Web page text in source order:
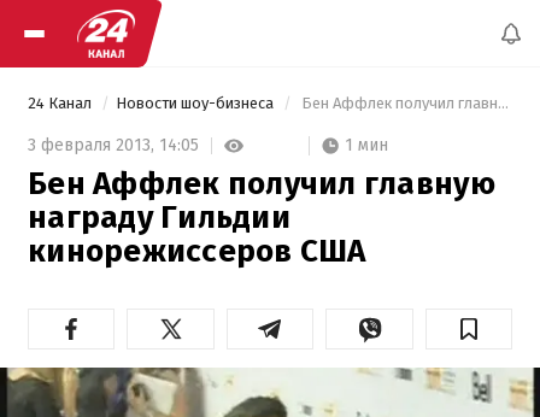
24 Канал Новости шоу-бизнеса Бен Аффлек получил главную награду Гильдии кинорежиссеров США
3 февраля 2013, 14:05 1 мин
Бен Аффлек получил главную
награду Гильдии
кинорежиссеров США